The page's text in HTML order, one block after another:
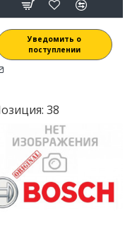
Уведомить о
поступлении
38